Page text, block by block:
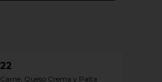
22
Carne, Queso Crema y Palta